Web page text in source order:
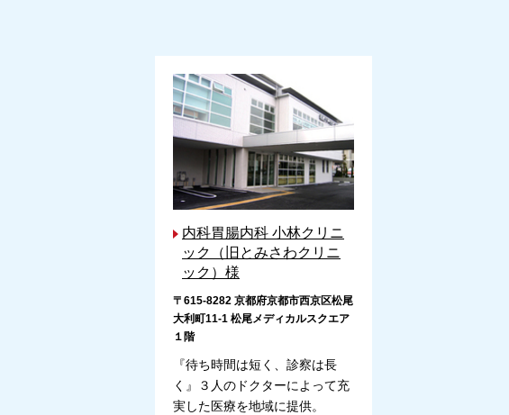
内科胃腸内科 小林クリニ
ック（旧とみさわクリニ
ック）様
〒615-8282 京都府京都市西京区松尾
大利町11-1 松尾メディカルスクエア
１階
『待ち時間は短く、診察は長
く』３人のドクターによって充
実した医療を地域に提供。